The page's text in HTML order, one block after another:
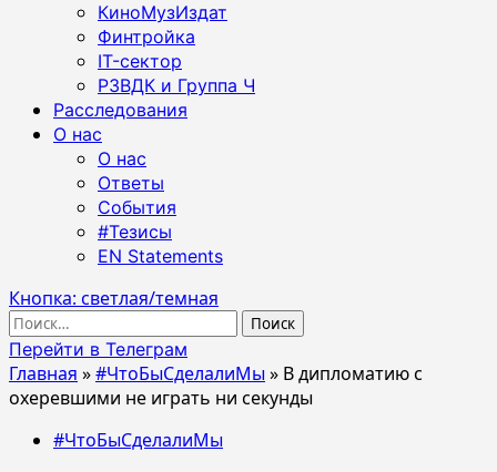
КиноМузИздат
Финтройка
IT-сектор
РЗВДК и Группа Ч
Расследования
О нас
О нас
Ответы
События
#Тезисы
EN Statements
Кнопка: светлая/темная
Найти:
Перейти в Телеграм
Главная »#ЧтоБыСделалиМы » В дипломатию с
охеревшими не играть ни секунды
#ЧтоБыСделалиМы